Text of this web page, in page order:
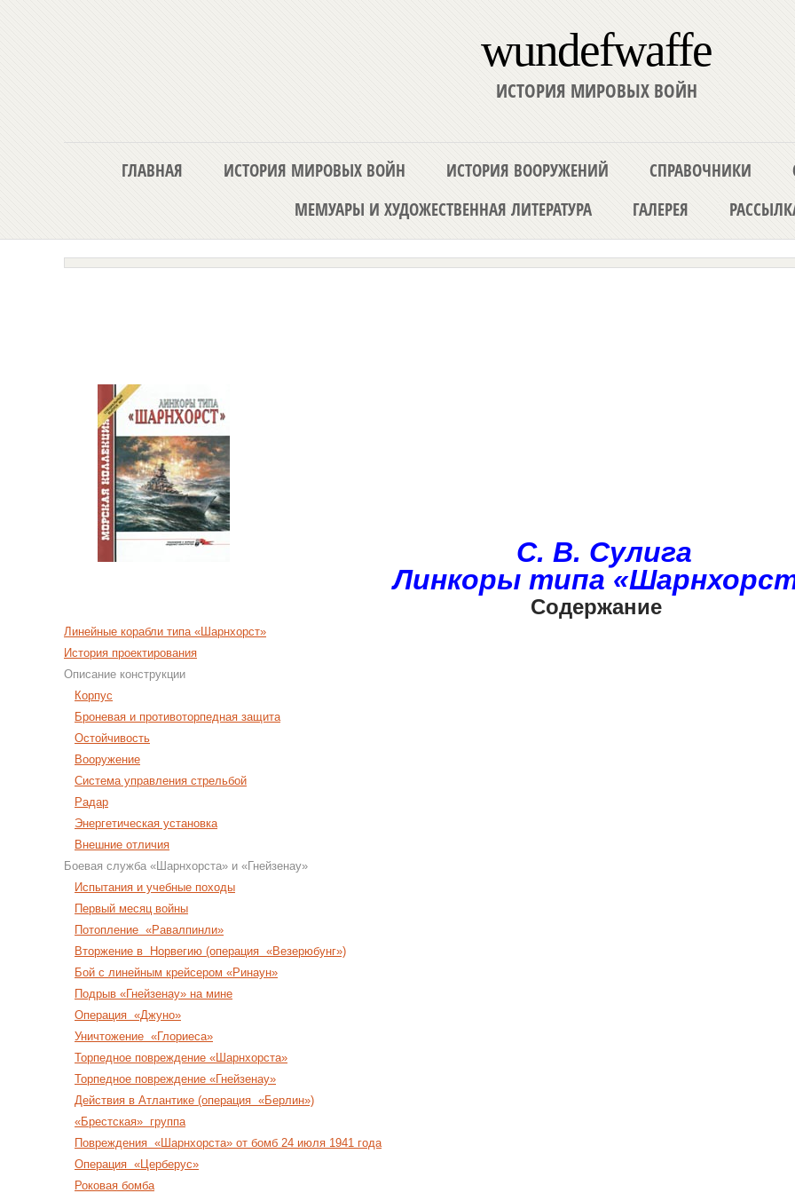
wundefwaffe
ИСТОРИЯ МИРОВЫХ ВОЙН
ГЛАВНАЯ ИСТОРИЯ МИРОВЫХ ВОЙН ИСТОРИЯ ВООРУЖЕНИЙ СПРАВОЧНИКИ
МЕМУАРЫ И ХУДОЖЕСТВЕННАЯ ЛИТЕРАТУРА
ГАЛЕРЕЯ
С. В. Сулига
Линкоры типа
Содержание
Линейные корабли типа «Шарнхорст»
История проектирования
Описание конструкции
Корпус
Броневая и противоторпедная защита
Остойчивость
Вооружение
Система управления стрельбой
Радар
Энергетическая установка
Внешние отличия
Боевая служба «Шарнхорста» и «Гнейзенау»
Испытания и учебные походы
Первый месяц войны
Потопление «Равалпинли»
Вторжение в Норвегию (операция «Везерюбунг»)
Бой с линейным крейсером «Ринаун»
Подрыв «Гнейзенау» на мине
Операция «Джуно»
Уничтожение «Глориеса»
Торпедное повреждение «Шарнхорста»
Торпедное повреждение «Гнейзенау»
Действия в Атлантике (операция «Берлин»)
«Брестская» группа
Повреждения «Шарнхорста» от бомб 24 июля 1941 года
Операция «Церберус»
Роковая бомба